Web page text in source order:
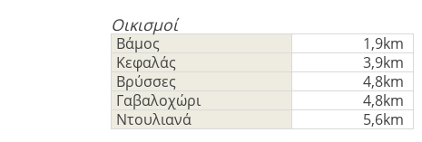
Οικισμοί
Βάμος
1,9km
Κεφαλάς
3,9km
Βρύσσες
4,8km
Γαβαλοχώρι
4,8km
Ντουλιανά
5,6km